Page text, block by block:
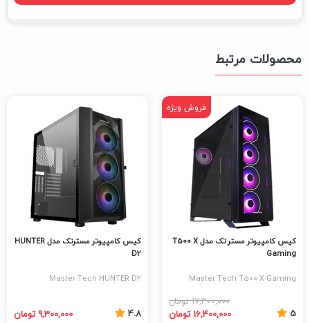
محصولات مرتبط
کیس کامپیوتر مستر تک مدل T500 X
Gaming
Master Tech T500 X Gaming
5
17,300,000 تومان
16,400,000 تومان
فروش ویژه
کیس کامپیوتر مسترتک مدل HUNTER
D2
Master Tech HUNTER D2
4.8 9,300,000 تومان